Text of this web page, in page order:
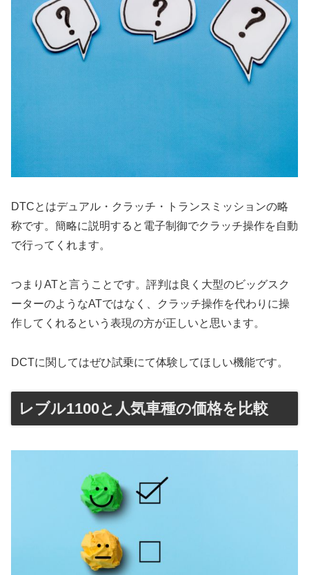
DTCとはデュアル・クラッチ・トランスミッションの略
称です。簡略に説明すると電子制御でクラッチ操作を自動
で行ってくれます。
つまりATと言うことです。評判は良く大型のビッグスク
ーターのようなATではなく、クラッチ操作を代わりに操
作してくれるという表現の方が正しいと思います。
DCTに関してはぜひ試乗にて体験してほしい機能です。
レブル1100と人気車種の価格を比較